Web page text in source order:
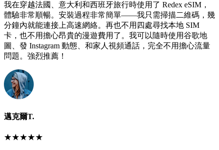
我在穿越法國、意大利和西班牙旅行時使用了 Redex eSIM，
體驗非常順暢。安裝過程非常簡單——我只需掃描二維碼，幾
分鐘內就能連接上高速網絡。再也不用四處尋找本地 SIM
卡，也不用擔心昂貴的漫遊費用了。我可以隨時使用谷歌地
圖、發 Instagram 動態、和家人視頻通話，完全不用擔心流量
問題。強烈推薦！
邁克爾T.
★★★★★